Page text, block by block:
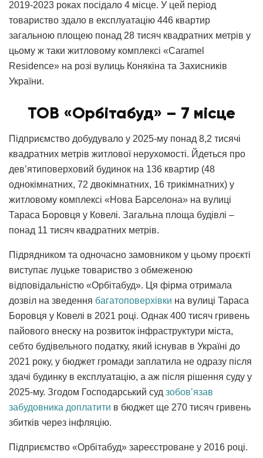
2019-2023 роках посідало 4 місце. У цей період
товариство здало в експлуатацію 446 квартир
загальною площею понад 28 тисяч квадратних метрів у
цьому ж таки житловому комплексі «Caramel
Residence» на розі вулиць Конякіна та Захисників
України.
ТОВ «Орбітабуд» – 7 місце
Підприємство добудувало у 2025-му понад 8,2 тисячі
квадратних метрів житлової нерухомості. Йдеться про
дев’ятиповерховий будинок на 136 квартир (48
однокімнатних, 72 двокімнатних, 16 трикімнатних) у
житловому комплексі «Нова Барселона» на вулиці
Тараса Боровця у Ковелі. Загальна площа будівлі –
понад 11 тисяч квадратних метрів.
Підрядником та одночасно замовником у цьому проєкті
виступає луцьке товариство з обмеженою
відповідальністю «Орбітабуд». Ця фірма отримала
дозвіл на зведення багатоповерхівки на вулиці Тараса
Боровця у Ковелі в 2021 році. Однак 400 тисяч гривень
пайового внеску на розвиток інфраструктури міста,
себто будівельного податку, який існував в Україні до
2021 року, у бюджет громади заплатила не одразу після
здачі будинку в експлуатацію, а аж після рішення суду у
2025-му. Згодом Господарський суд зобов’язав
забудовника доплатити в бюджет ще 270 тисяч гривень
збитків через інфляцію.
Підприємство «Орбітабуд» зареєстроване у 2016 році.